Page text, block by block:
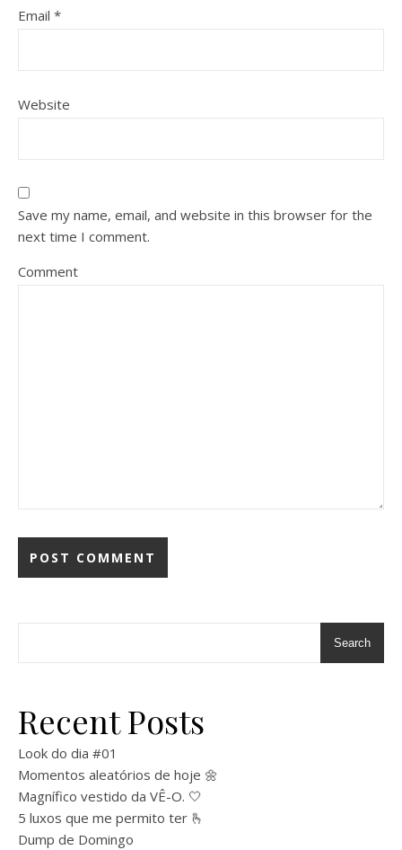
Email *
Website
Save my name, email, and website in this browser for the
next time I comment.
Comment
Search
Recent Posts
Look do dia #01
Momentos aleatórios de hoje 🌼
Magnífico vestido da VÊ-O. 🤍
5 luxos que me permito ter 🫰
Dump de Domingo